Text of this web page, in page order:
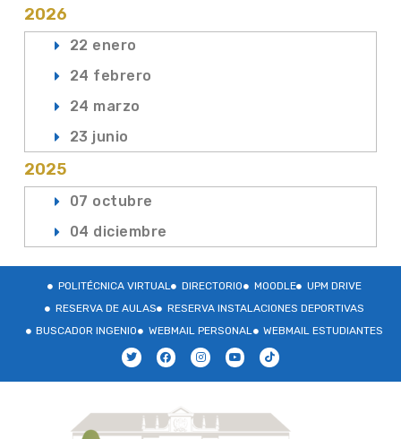
2026
22 enero
24 febrero
24 marzo
23 junio
2025
07 octubre
04 diciembre
POLITÉCNICA VIRTUAL DIRECTORIO MOODLE
UPM DRIVE
RESERVA DE AULAS
RESERVA INSTALACIONES DEPORTIVAS
BUSCADOR INGENIO
WEBMAIL PERSONAL WEBMAIL ESTUDIANTES